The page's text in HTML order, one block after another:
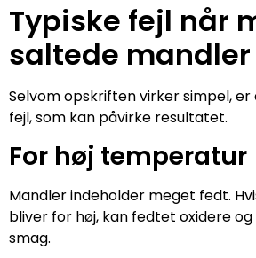
Typiske fejl når
saltede mandler
Selvom opskriften virker simpel, er
fejl, som kan påvirke resultatet.
For høj temperatur
Mandler indeholder meget fedt.
bliver for høj, kan fedtet oxidere
smag.